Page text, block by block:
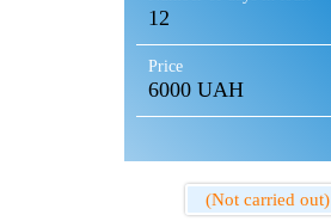
12
Price
6000 UAH
(Not carried out)